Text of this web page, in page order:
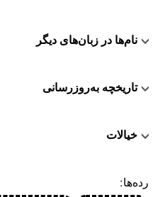
نام‌ها در زبان‌های دیگر
تاریخچه به‌روزرسانی
خیالات
رده‌ها: